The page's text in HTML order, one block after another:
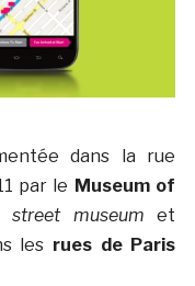
dans la rue
par le Museum of
street museum et
les rues de Paris